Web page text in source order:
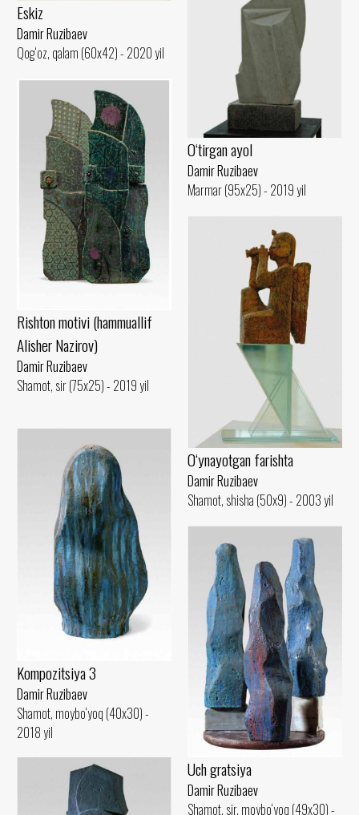
Eskiz
Damir Ruzibaev
Qog‘oz, qalam (60x42) - 2020 yil
O‘tirgan ayol
Damir Ruzibaev
Marmar (95x25) - 2019 yil
Rishton motivi (hammuallif
Alisher Nazirov)
Damir Ruzibaev
Shamot, sir (75x25) - 2019 yil
O‘ynayotgan farishta
Damir Ruzibaev
Shamot, shisha (50x9) - 2003 yil
Kompozitsiya 3
Damir Ruzibaev
Shamot, moybo‘yoq (40x30) -
2018 yil
Uch gratsiya
Damir Ruzibaev
Shamot, sir, moybo‘yoq (49x30) -